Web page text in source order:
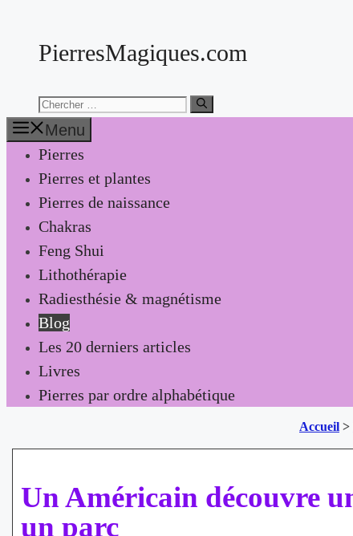
contenuPierresMagiques.com
Chercher:
Menu
Pierres
Pierres et plantes
Pierres de naissance
Chakras
Feng Shui
Lithothérapie
Radiesthésie & magnétisme
Blog
Les 20 derniers articles
Livres
Pierres par ordre alphabétique
Accueil >
Un Américain découvre
un parc